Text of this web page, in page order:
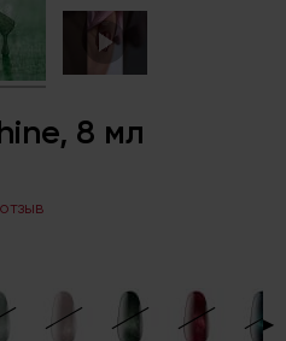
8 мл
▶